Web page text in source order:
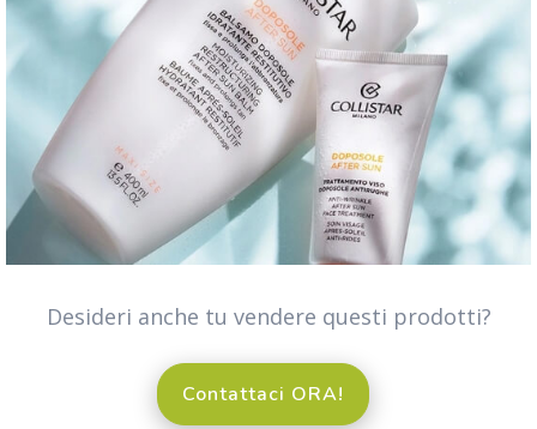
Desideri anche tu vendere questi prodotti?
Contattaci ORA!